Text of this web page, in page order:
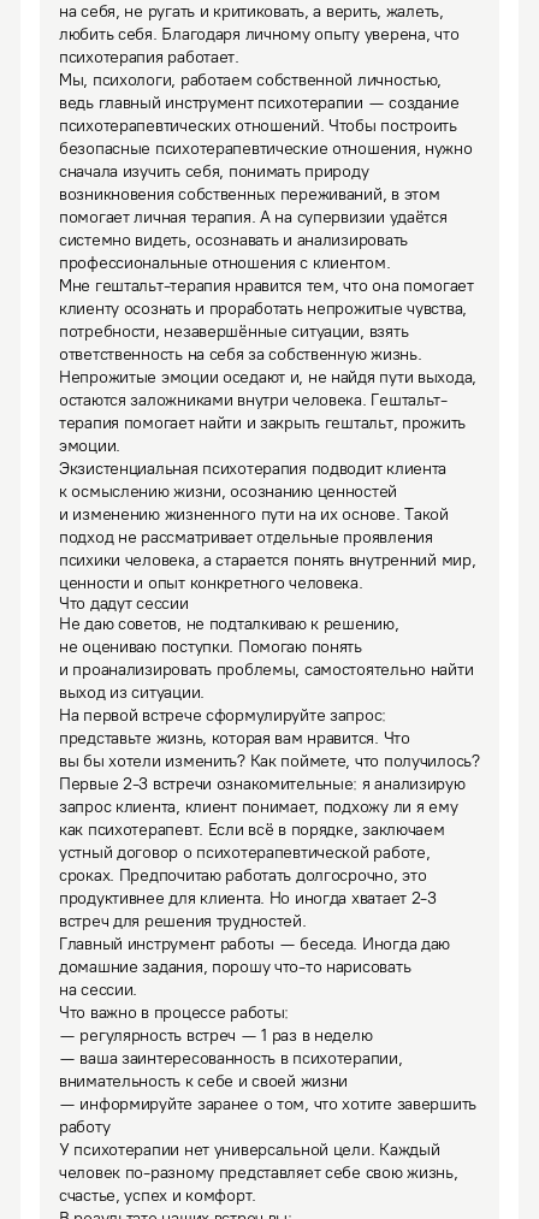
на себя, не ругать и критиковать, а верить, жалеть,
любить себя. Благодаря личному опыту уверена, что
психотерапия работает.
Мы, психологи, работаем собственной личностью,
ведь главный инструмент психотерапии — создание
психотерапевтических отношений. Чтобы построить
безопасные психотерапевтические отношения, нужно
сначала изучить себя, понимать природу
возникновения собственных переживаний, в этом
помогает личная терапия. А на супервизии удаётся
системно видеть, осознавать и анализировать
профессиональные отношения с клиентом.
Мне гештальт-терапия нравится тем, что она помогает
клиенту осознать и проработать непрожитые чувства,
потребности, незавершённые ситуации, взять
ответственность на себя за собственную жизнь.
Непрожитые эмоции оседают и, не найдя пути выхода,
остаются заложниками внутри человека. Гештальт-
терапия помогает найти и закрыть гештальт, прожить
эмоции.
Экзистенциальная психотерапия подводит клиента
к осмыслению жизни, осознанию ценностей
и изменению жизненного пути на их основе. Такой
подход не рассматривает отдельные проявления
психики человека, а старается понять внутренний мир,
ценности и опыт конкретного человека.
Что дадут сессии
Не даю советов, не подталкиваю к решению,
не оцениваю поступки. Помогаю понять
и проанализировать проблемы, самостоятельно найти
выход из ситуации.
На первой встрече сформулируйте запрос:
представьте жизнь, которая вам нравится. Что
вы бы хотели изменить? Как поймете, что получилось?
Первые 2-3 встречи ознакомительные: я анализирую
запрос клиента, клиент понимает, подхожу ли я ему
как психотерапевт. Если всё в порядке, заключаем
устный договор о психотерапевтической работе,
сроках. Предпочитаю работать долгосрочно, это
продуктивнее для клиента. Но иногда хватает 2-3
встреч для решения трудностей.
Главный инструмент работы — беседа. Иногда даю
домашние задания, порошу что-то нарисовать
на сессии.
Что важно в процессе работы:
— регулярность встреч — 1 раз в неделю
— ваша заинтересованность в психотерапии,
внимательность к себе и своей жизни
— информируйте заранее о том, что хотите завершить
работу
У психотерапии нет универсальной цели. Каждый
человек по-разному представляет себе свою жизнь,
счастье, успех и комфорт.